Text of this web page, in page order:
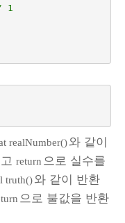
1
realNumber()와 같이
return 으로 실수를
truth()와 같이 반환
으로 불값을 반환